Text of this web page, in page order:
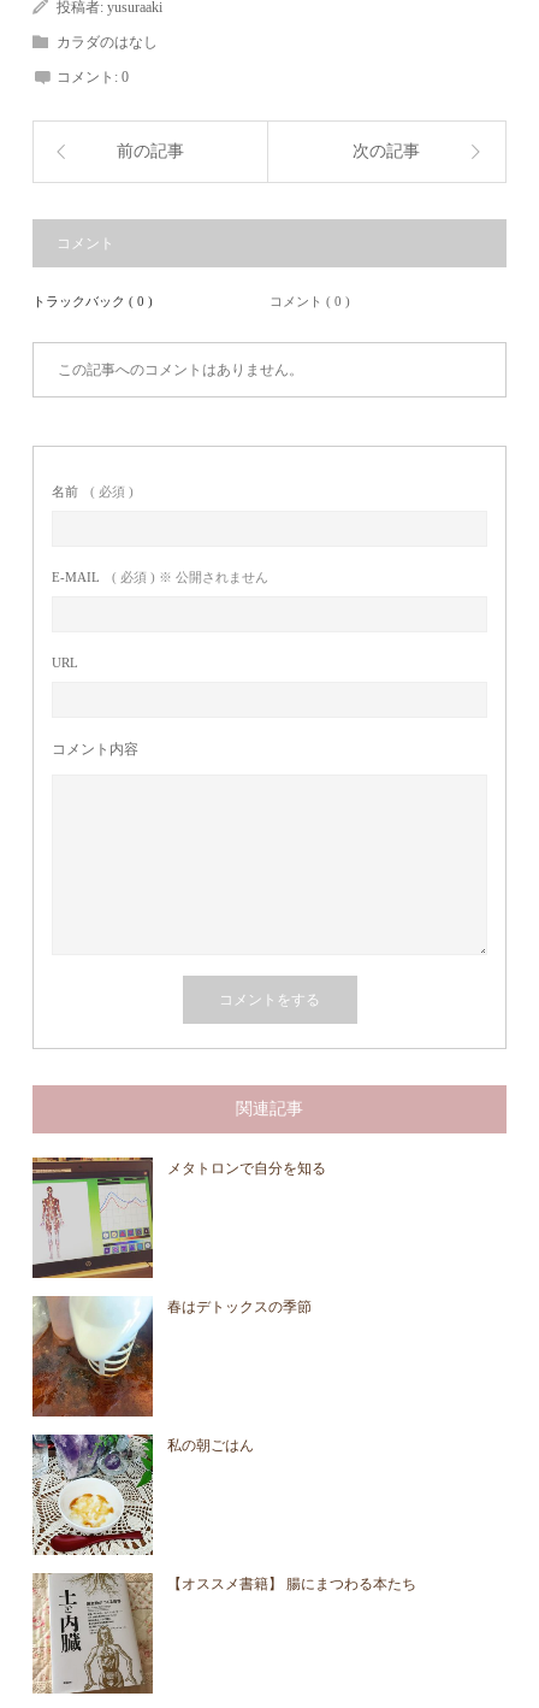
投稿者:yusuraaki
カラダのはなし
コメント:0
前の記事 次の記事
コメント
トラックバック ( 0 ) コメント ( 0 )
この記事へのコメントはありません。
名前 ( 必須 )
E-MAIL ( 必須 ) ※ 公開されません
URL
コメント内容
関連記事
メタトロンで自分を知る
春はデトックスの季節
私の朝ごはん
【オススメ書籍】 腸にまつわる本たち